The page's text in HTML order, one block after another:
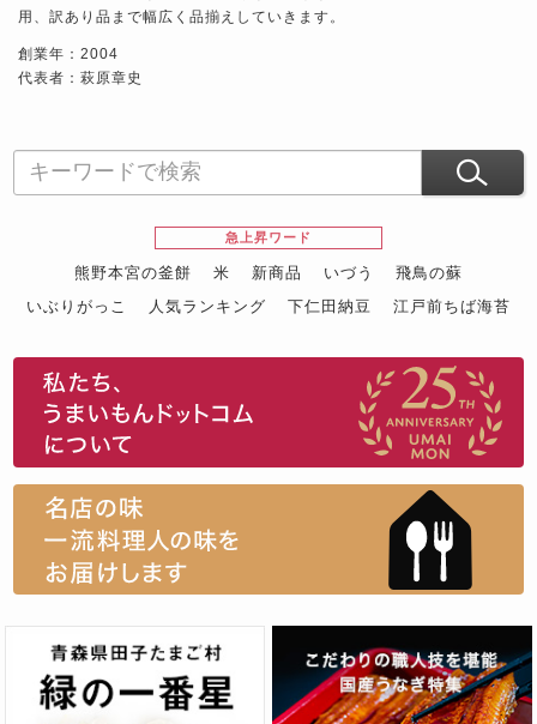
用、訳あり品まで幅広く品揃えしていきます。
創業年：2004
代表者：萩原章史
急上昇ワード
熊野本宮の釜餅 米 新商品 いづう
飛鳥の蘇
いぶりがっこ
人気ランキング 下仁田納豆
江戸前ちば海苔